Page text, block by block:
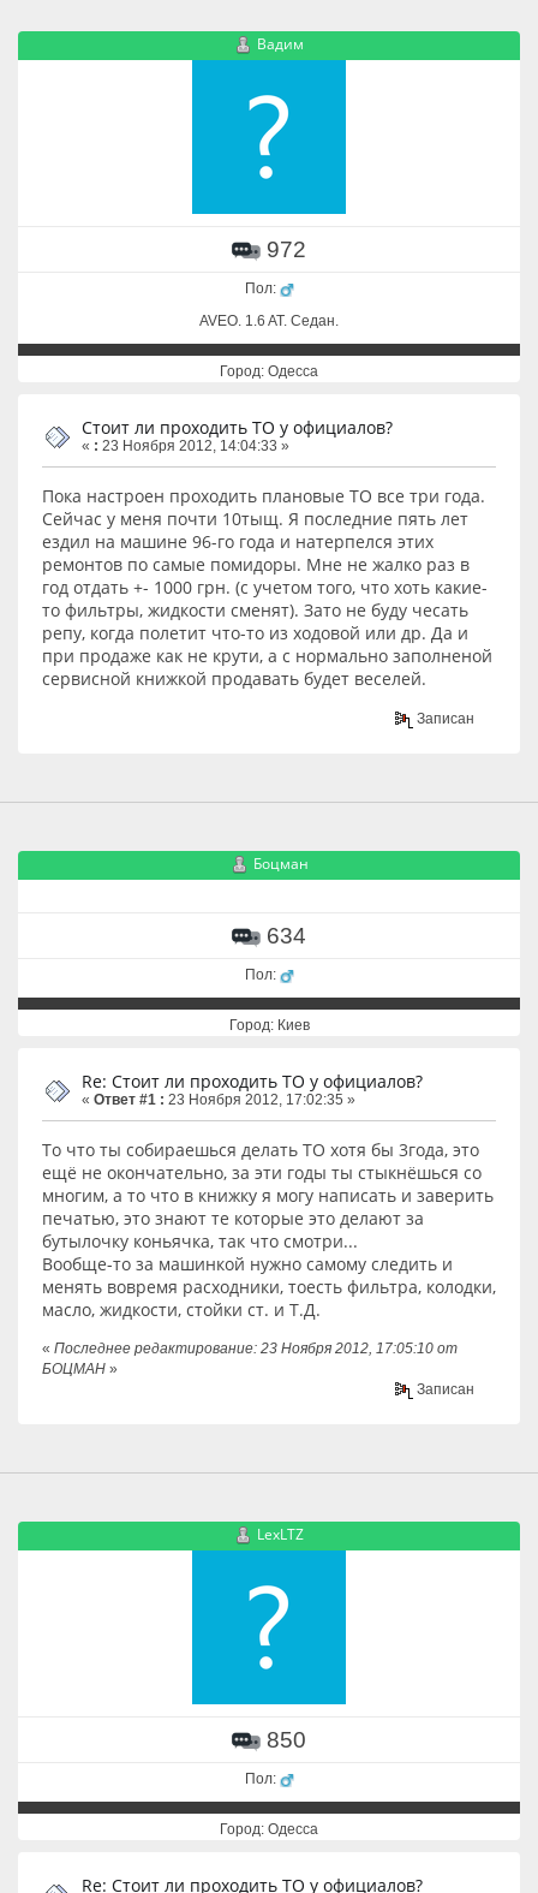
Вадим
972
Пол:
AVEO. 1.6 AT. Cедан.
Город: Одесса
Стоит ли проходить ТО у официалов?
« : 23 Ноября 2012, 14:04:33 »
Пока настроен проходить плановые ТО все три года.
Сейчас у меня почти 10тыщ. Я последние пять лет
ездил на машине 96-го года и натерпелся этих
ремонтов по самые помидоры. Мне не жалко раз в
год отдать +- 1000 грн. (с учетом того, что хоть какие-
то фильтры, жидкости сменят). Зато не буду чесать
репу, когда полетит что-то из ходовой или др. Да и
при продаже как не крути, а с нормально заполненой
сервисной книжкой продавать будет веселей.
Записан
Боцман
634
Пол:
Город: Киев
Re: Стоит ли проходить ТО у официалов?
« Ответ #1 : 23 Ноября 2012, 17:02:35 »
То что ты собираешься делать ТО хотя бы 3года, это
ещё не окончательно, за эти годы ты стыкнёшься со
многим, а то что в книжку я могу написать и заверить
печатью, это знают те которые это делают за
бутылочку коньячка, так что смотри...
Вообще-то за машинкой нужно самому следить и
менять вовремя расходники, тоесть фильтра, колодки,
масло, жидкости, стойки ст. и Т.Д.
« Последнее редактирование: 23 Ноября 2012, 17:05:10 от
БОЦМАН »
Записан
LexLTZ
850
Пол:
Город: Одесса
Re: Стоит ли проходить ТО у официалов?